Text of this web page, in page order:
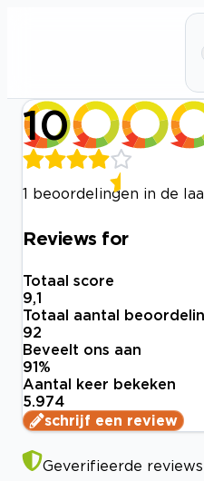
10
1 beoordelingen in de
Reviews for
Totaal score
9,1
Totaal aantal
92
Beveelt ons aan
91%
Aantal keer bekeken
5.974
schrijf een review
Geverifieerde reviews